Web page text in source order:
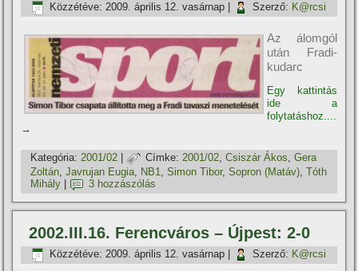
Közzétéve: 2009. április 12. vasárnap Szerző: K@rcsi
Az álomgól
után Fradi-
kudarc
Egy kattintás
ide a
folytatáshoz....
→
Kategória: 2001/02 | Címke: 2001/02,Csiszár Ákos,Gera
Zoltán ,Javrujan Eugia NB1 ,Simon Tibor,Sopron (Matáv) ,Tóth
Mihály
3 hozzászólás
2002.III.16. Ferencváros – Újpest: 2-0
Közzétéve: 2009. április 12. vasárnap Szerző: K@rcsi